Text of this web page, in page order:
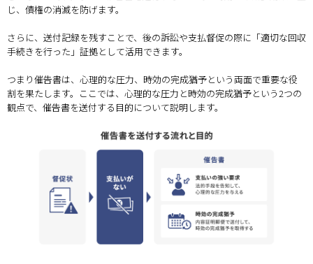
じ、債権の消滅を防げます。
さらに、送付記録を残すことで、後の訴訟や支払督促の際に「適切な回収
手続きを行った」証拠として活用できます。
つまり催告書は、心理的な圧力、時効の完成猶予という両面で重要な役
割を果たします。ここでは、心理的な圧力と時効の完成猶予という2つの
観点で、催告書を送付する目的について説明します。